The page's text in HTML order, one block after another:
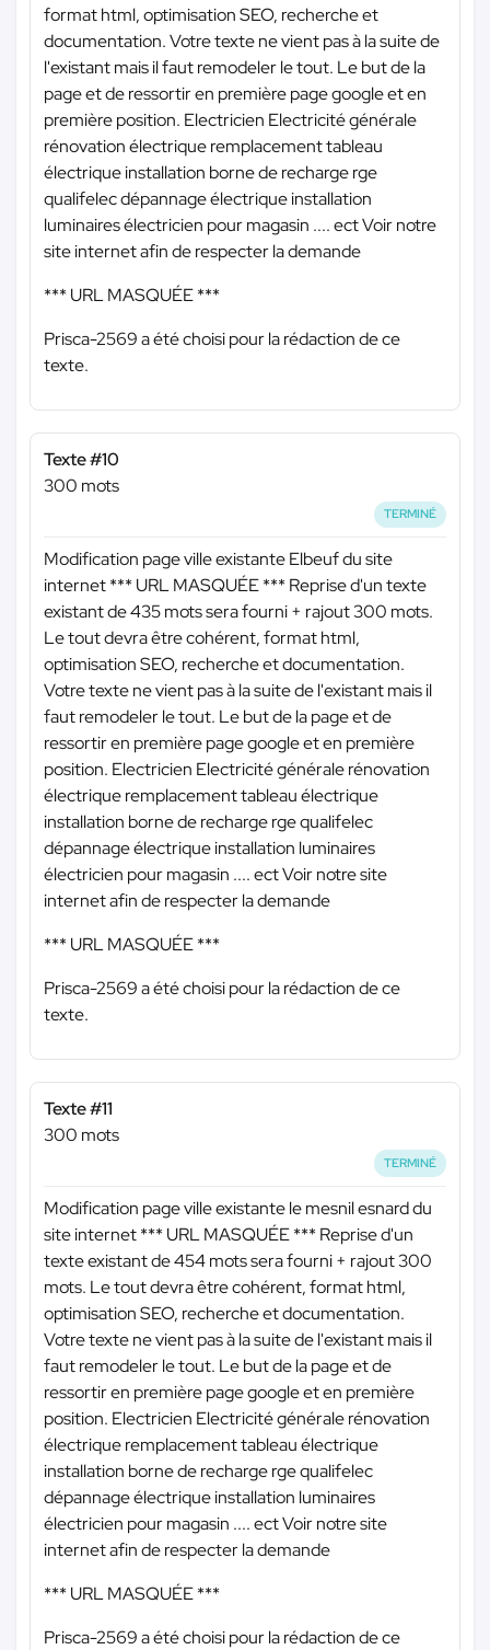
format html, optimisation SEO, recherche et
documentation. Votre texte ne vient pas à la suite de
l'existant mais il faut remodeler le tout. Le but de la
page et de ressortir en première page google et en
première position. Electricien Electricité générale
rénovation électrique remplacement tableau
électrique installation borne de recharge rge
qualifelec dépannage électrique installation
luminaires électricien pour magasin .... ect Voir notre
site internet afin de respecter la demande
*** URL MASQUÉE ***
Prisca-2569 a été choisi pour la rédaction de ce
texte.
Texte #10
300 mots
TERMINÉ
Modification page ville existante Elbeuf du site
internet*** URL MASQUÉE *** Reprise d'un texte
existant de 435 mots sera fourni + rajout 300 mots.
Le tout devra être cohérent, format html,
optimisation SEO, recherche et documentation.
Votre texte ne vient pas à la suite de l'existant mais il
faut remodeler le tout. Le but de la page et de
ressortir en première page google et en première
position. Electricien Electricité générale rénovation
électrique remplacement tableau électrique
installation borne de recharge rge qualifelec
dépannage électrique installation luminaires
électricien pour magasin .... ect Voir notre site
internet afin de respecter la demande
*** URL MASQUÉE ***
Prisca-2569 a été choisi pour la rédaction de ce
texte.
Texte #11
300 mots
TERMINÉ
Modification page ville existante le mesnil esnard du
site internet*** URL MASQUÉE *** Reprise d'un
texte existant de 454 mots sera fourni + rajout 300
mots. Le tout devra être cohérent, format html,
optimisation SEO, recherche et documentation.
Votre texte ne vient pas à la suite de l'existant mais il
faut remodeler le tout. Le but de la page et de
ressortir en première page google et en première
position. Electricien Electricité générale rénovation
électrique remplacement tableau électrique
installation borne de recharge rge qualifelec
dépannage électrique installation luminaires
électricien pour magasin .... ect Voir notre site
internet afin de respecter la demande
*** URL MASQUÉE ***
Prisca-2569 a été choisi pour la rédaction de ce